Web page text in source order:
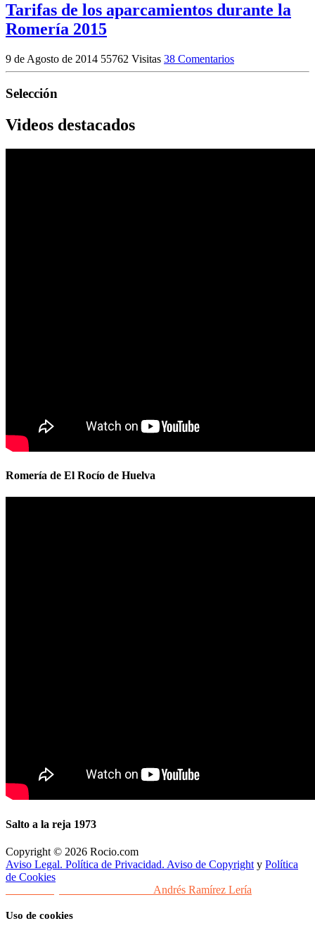
Tarifas de los aparcamientos durante la
Romería 2015
9 de Agosto de 2014 55762 Visitas 38 Comentarios
Selección
Videos destacados
Romería de El Rocío de Huelva
Salto a la reja 1973
Copyright © 2026 Rocio.com
Aviso Legal. Política de Privacidad. Aviso de Copyright y Política
de Cookies
Andrés Ramírez Lería
Uso de cookies